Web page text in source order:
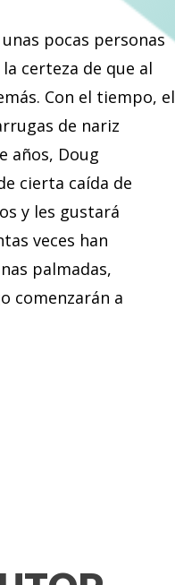
pocas personas
certeza de que al
Con el tiempo, el
de nariz
años, Doug
cierta caída de
y les gustará
veces han
palmadas,
comenzarán a